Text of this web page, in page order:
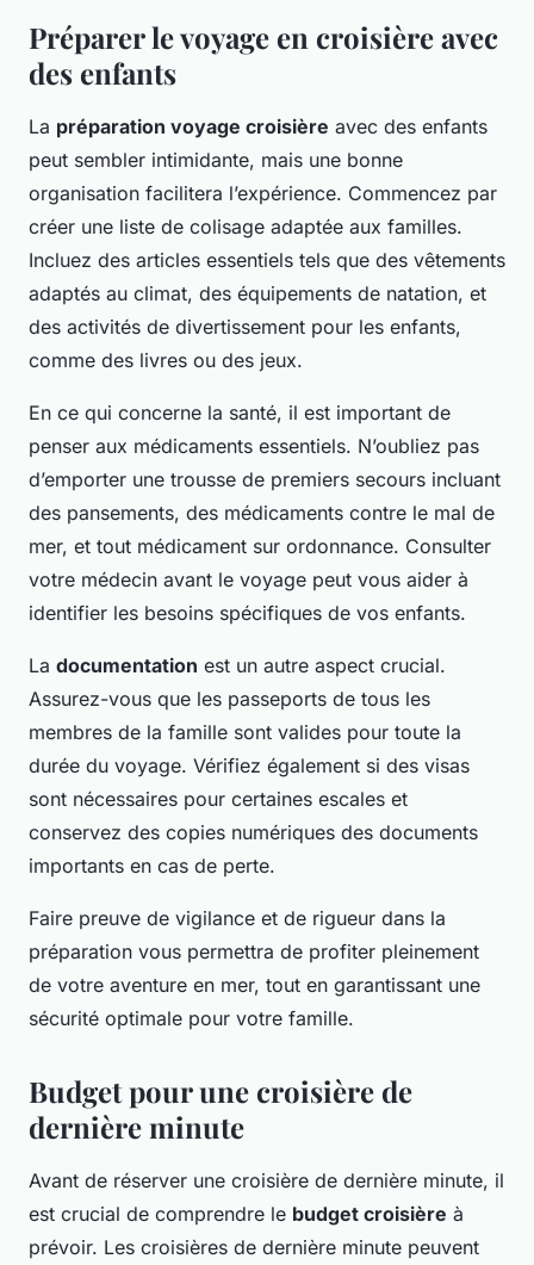
Préparer le voyage en croisière avec
des enfants
La préparation voyage croisière avec des enfants
peut sembler intimidante, mais une bonne
organisation facilitera l’expérience. Commencez par
créer une liste de colisage adaptée aux familles.
Incluez des articles essentiels tels que des vêtements
adaptés au climat, des équipements de natation, et
des activités de divertissement pour les enfants,
comme des livres ou des jeux.
En ce qui concerne la santé, il est important de
penser aux médicaments essentiels. N’oubliez pas
d’emporter une trousse de premiers secours incluant
des pansements, des médicaments contre le mal de
mer, et tout médicament sur ordonnance. Consulter
votre médecin avant le voyage peut vous aider à
identifier les besoins spécifiques de vos enfants.
La documentation est un autre aspect crucial.
Assurez-vous que les passeports de tous les
membres de la famille sont valides pour toute la
durée du voyage. Vérifiez également si des visas
sont nécessaires pour certaines escales et
conservez des copies numériques des documents
importants en cas de perte.
Faire preuve de vigilance et de rigueur dans la
préparation vous permettra de profiter pleinement
de votre aventure en mer, tout en garantissant une
sécurité optimale pour votre famille.
Budget pour une croisière de
dernière minute
Avant de réserver une croisière de dernière minute, il
est crucial de comprendre le budget croisière à
prévoir. Les croisières de dernière minute peuvent